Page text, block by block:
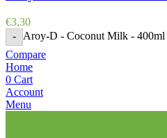
€3,30
-
Aroy-D - Coconut Milk - 400ml
Compare
Home
0 Cart
Account
Menu